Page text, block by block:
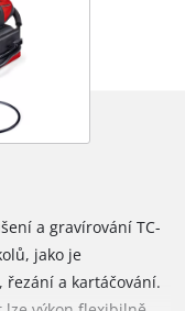
a gravírování TC-
jako je
a kartáčování.